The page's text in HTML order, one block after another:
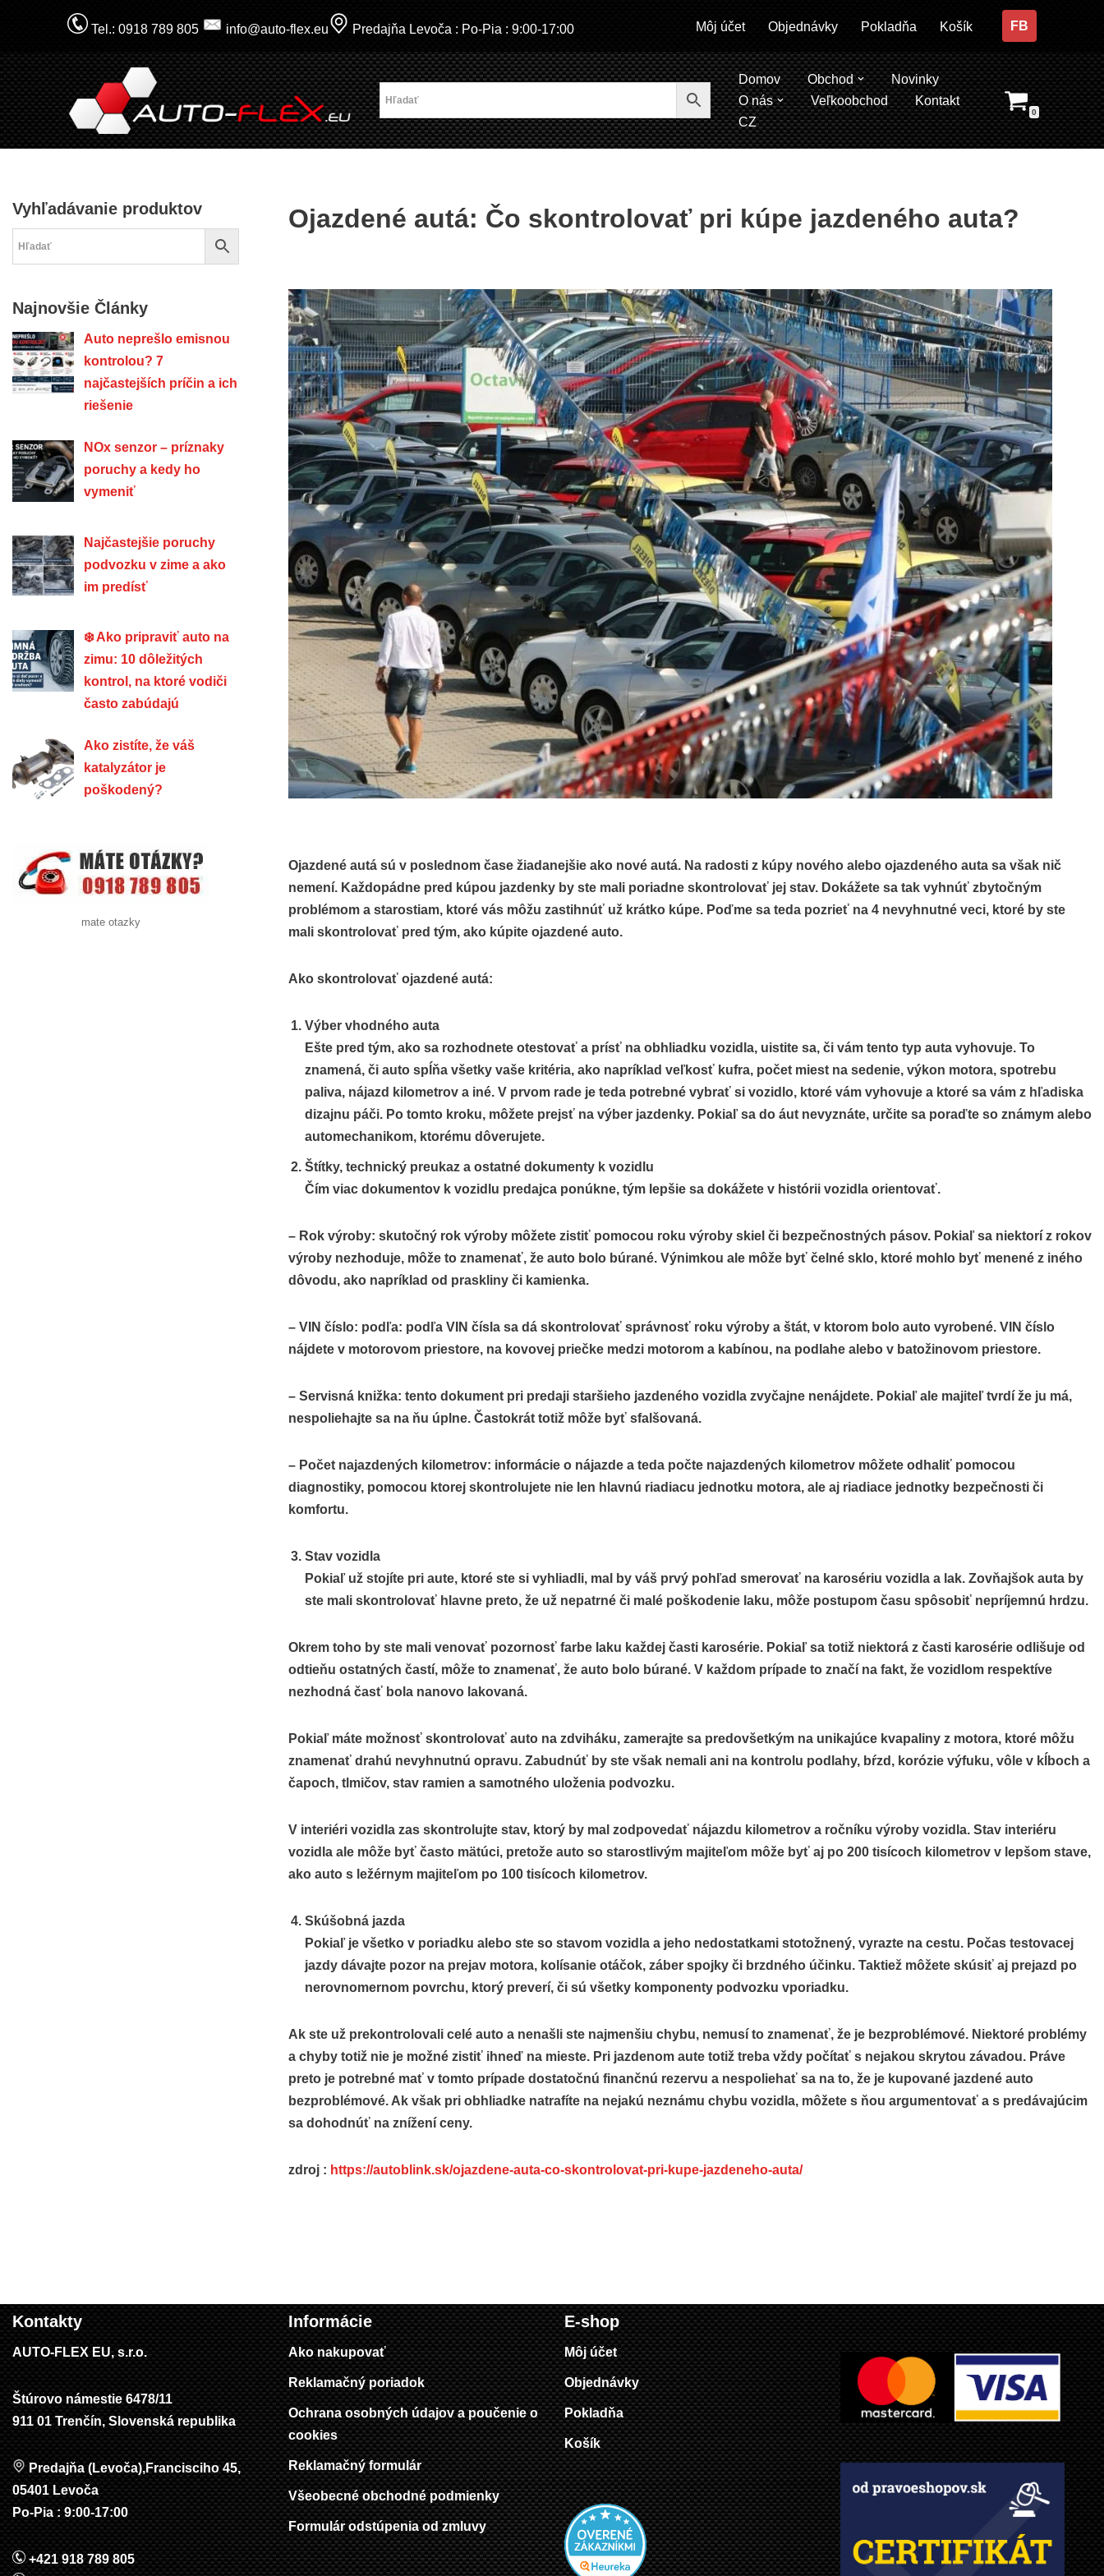
na
obsah
Tel.: 0918 789 805 info@auto-flex.eu Predajňa Levoča : Po-Pia : 9:00-17:00 Môj účet Objednávky Pokladňa Košík FB
Domov Obchod
Novinky
O nás
Veľkoobchod
Kontakt
CZ
0
Vyhľadávanie produktov
Najnovšie Články
Auto neprešlo emisnou
kontrolou? 7
najčastejších príčin a ich
riešenie
NOx senzor – príznaky
poruchy a kedy ho
vymeniť
Najčastejšie poruchy
podvozku v zime a ako
im predísť
❄️ Ako pripraviť auto na
zimu: 10 dôležitých
kontrol, na ktoré vodiči
často zabúdajú
Ako zistíte, že váš
katalyzátor je
poškodený?
mate otazky
Ojazdené autá: Čo skontrolovať pri kúpe jazdeného auta?
Ojazdené autá sú v poslednom čase žiadanejšie ako nové autá. Na radosti z kúpy nového alebo ojazdeného auta sa však nič
nemení. Každopádne pred kúpou jazdenky by ste mali poriadne skontrolovať jej stav. Dokážete sa tak vyhnúť zbytočným
problémom a starostiam, ktoré vás môžu zastihnúť už krátko kúpe. Poďme sa teda pozrieť na 4 nevyhnutné veci, ktoré by ste
mali skontrolovať pred tým, ako kúpite ojazdené auto.
Ako skontrolovať ojazdené autá:
Výber vhodného auta
Ešte pred tým, ako sa rozhodnete otestovať a prísť na obhliadku vozidla, uistite sa, či vám tento typ auta vyhovuje. To
znamená, či auto spĺňa všetky vaše kritéria, ako napríklad veľkosť kufra, počet miest na sedenie, výkon motora, spotrebu
paliva, nájazd kilometrov a iné. V prvom rade je teda potrebné vybrať si vozidlo, ktoré vám vyhovuje a ktoré sa vám z hľadiska
dizajnu páči. Po tomto kroku, môžete prejsť na výber jazdenky. Pokiaľ sa do áut nevyznáte, určite sa poraďte so známym alebo
automechanikom, ktorému dôverujete.
Štítky, technický preukaz a ostatné dokumenty k vozidlu
Čím viac dokumentov k vozidlu predajca ponúkne, tým lepšie sa dokážete v histórii vozidla orientovať.
– Rok výroby: skutočný rok výroby môžete zistiť pomocou roku výroby skiel či bezpečnostných pásov. Pokiaľ sa niektorí z rokov
výroby nezhoduje, môže to znamenať, že auto bolo búrané. Výnimkou ale môže byť čelné sklo, ktoré mohlo byť menené z iného
dôvodu, ako napríklad od praskliny či kamienka.
– VIN číslo: podľa: podľa VIN čísla sa dá skontrolovať správnosť roku výroby a štát, v ktorom bolo auto vyrobené. VIN číslo
nájdete v motorovom priestore, na kovovej priečke medzi motorom a kabínou, na podlahe alebo v batožinovom priestore.
– Servisná knižka: tento dokument pri predaji staršieho jazdeného vozidla zvyčajne nenájdete. Pokiaľ ale majiteľ tvrdí že ju má,
nespoliehajte sa na ňu úplne. Častokrát totiž môže byť sfalšovaná.
– Počet najazdených kilometrov: informácie o nájazde a teda počte najazdených kilometrov môžete odhaliť pomocou
diagnostiky, pomocou ktorej skontrolujete nie len hlavnú riadiacu jednotku motora, ale aj riadiace jednotky bezpečnosti či
komfortu.
Stav vozidla
Pokiaľ už stojíte pri aute, ktoré ste si vyhliadli, mal by váš prvý pohľad smerovať na karosériu vozidla a lak. Zovňajšok auta by
ste mali skontrolovať hlavne preto, že už nepatrné či malé poškodenie laku, môže postupom času spôsobiť nepríjemnú hrdzu.
Okrem toho by ste mali venovať pozornosť farbe laku každej časti karosérie. Pokiaľ sa totiž niektorá z časti karosérie odlišuje od
odtieňu ostatných častí, môže to znamenať, že auto bolo búrané. V každom prípade to značí na fakt, že vozidlom respektíve
nezhodná časť bola nanovo lakovaná.
Pokiaľ máte možnosť skontrolovať auto na zdviháku, zamerajte sa predovšetkým na unikajúce kvapaliny z motora, ktoré môžu
znamenať drahú nevyhnutnú opravu. Zabudnúť by ste však nemali ani na kontrolu podlahy, bŕzd, korózie výfuku, vôle v kĺboch a
čapoch, tlmičov, stav ramien a samotného uloženia podvozku.
V interiéri vozidla zas skontrolujte stav, ktorý by mal zodpovedať nájazdu kilometrov a ročníku výroby vozidla. Stav interiéru
vozidla ale môže byť často mätúci, pretože auto so starostlivým majiteľom môže byť aj po 200 tisícoch kilometrov v lepšom stave,
ako auto s ležérnym majiteľom po 100 tisícoch kilometrov.
Skúšobná jazda
Pokiaľ je všetko v poriadku alebo ste so stavom vozidla a jeho nedostatkami stotožnený, vyrazte na cestu. Počas testovacej
jazdy dávajte pozor na prejav motora, kolísanie otáčok, záber spojky či brzdného účinku. Taktiež môžete skúsiť aj prejazd po
nerovnomernom povrchu, ktorý preverí, či sú všetky komponenty podvozku vporiadku.
Ak ste už prekontrolovali celé auto a nenašli ste najmenšiu chybu, nemusí to znamenať, že je bezproblémové. Niektoré problémy
a chyby totiž nie je možné zistiť ihneď na mieste. Pri jazdenom aute totiž treba vždy počítať s nejakou skrytou závadou. Práve
preto je potrebné mať v tomto prípade dostatočnú finančnú rezervu a nespoliehať sa na to, že je kupované jazdené auto
bezproblémové. Ak však pri obhliadke natrafíte na nejakú neznámu chybu vozidla, môžete s ňou argumentovať a s predávajúcim
sa dohodnúť na znížení ceny.
zdroj : https://autoblink.sk/ojazdene-auta-co-skontrolovat-pri-kupe-jazdeneho-auta/
Kontakty
AUTO-FLEX EU, s.r.o.
Štúrovo námestie 6478/11
911 01 Trenčín, Slovenská republika
Predajňa (Levoča),Francisciho 45,
05401 Levoča
Po-Pia : 9:00-17:00
+421 918 789 805
Informácie
Ako nakupovať
Reklamačný poriadok
Ochrana osobných údajov a poučenie o
cookies
Reklamačný formulár
Všeobecné obchodné podmienky
Formulár odstúpenia od zmluvy
E-shop
Môj účet
Objednávky
Pokladňa
Košík